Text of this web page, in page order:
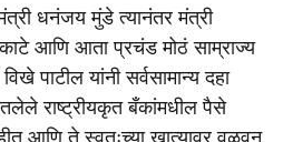
धनंजय मुंडे त्यानंतर मंत्री
आणि आता प्रचंड मोठं साम्राज्य
पाटील यांनी सर्वसामान्य दहा
राष्ट्रीयकृत बँकांमधील पैसे
आणि ते स्वतःच्या खात्यावर वळवून